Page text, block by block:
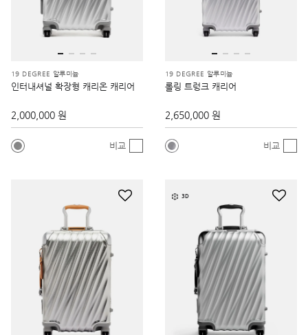
19 DEGREE 알루미늄
인터내셔널 확장형 캐리온 캐리어
2,000,000 원
비교
19 DEGREE 알루미늄
롤링 트렁크 캐리어
2,650,000 원
비교
3D